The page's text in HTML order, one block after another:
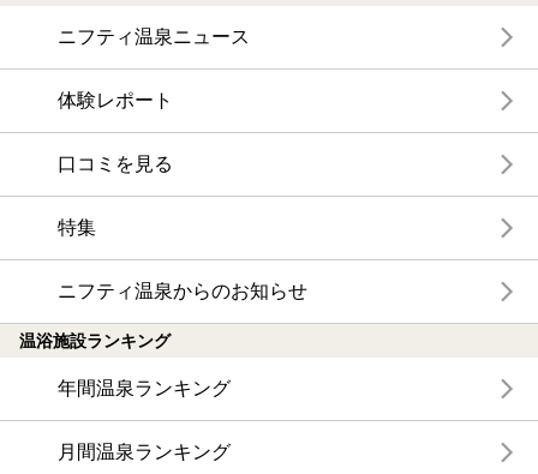
ニフティ温泉ニュース
体験レポート
口コミを見る
特集
ニフティ温泉からのお知らせ
温浴施設ランキング
年間温泉ランキング
月間温泉ランキング